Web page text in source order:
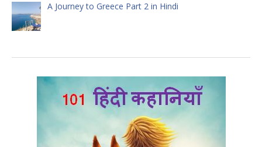
A Journey to Greece Part 2 in Hindi